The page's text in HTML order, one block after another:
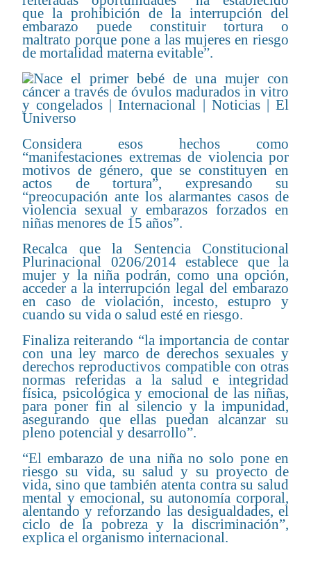
que la prohibición de la interrupción del
embarazo puede constituir tortura o
maltrato porque pone a las mujeres en riesgo
de mortalidad materna evitable”.
Considera esos hechos como
“manifestaciones extremas de violencia por
motivos de género, que se constituyen en
actos de tortura”, expresando su
“preocupación ante los alarmantes casos de
violencia sexual y embarazos forzados en
niñas menores de 15 años”.
Recalca que la Sentencia Constitucional
Plurinacional 0206/2014 establece que la
mujer y la niña podrán, como una opción,
acceder a la interrupción legal del embarazo
en caso de violación, incesto, estupro y
cuando su vida o salud esté en riesgo.
Finaliza reiterando “la importancia de contar
con una ley marco de derechos sexuales y
derechos reproductivos compatible con otras
normas referidas a la salud e integridad
física, psicológica y emocional de las niñas,
para poner fin al silencio y la impunidad,
asegurando que ellas puedan alcanzar su
pleno potencial y desarrollo”.
“El embarazo de una niña no solo pone en
riesgo su vida, su salud y su proyecto de
vida, sino que también atenta contra su salud
mental y emocional, su autonomía corporal,
alentando y reforzando las desigualdades, el
ciclo de la pobreza y la discriminación”,
explica el organismo internacional.